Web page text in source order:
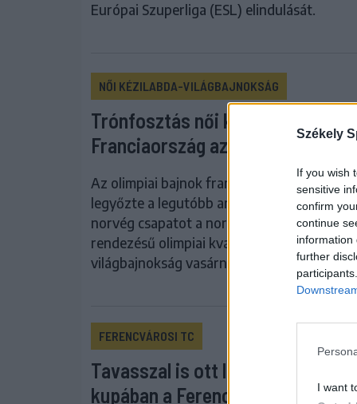
Székely
If you wish
sensitive
confirm
continue
information
further
I want
Európai Szuperliga (ESL) elindulását.
NŐI KÉZILABDA-VILÁGBAJNOKSÁG
Trónfosztás női kézi-vébén,
Franciaország az aranyérmes
Az olimpiai bajnok francia válogatott
legyőzte a legutóbb aranyérmes,
norvég csapatot a norvég-dán-svéd közös
rendezésű olimpiai kvalifikációs női
világbajnokság vasárnapi herningi
FERENCVÁROSI TC
Tavasszal is ott lesz az európai
kupában a Ferencvárosi TC